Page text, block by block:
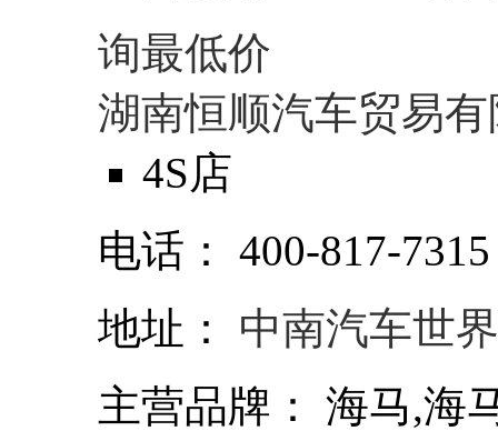
询最低价
湖南恒顺汽车贸易
4S店
电话：
400-817-
地址：
中南汽车世
主营品牌：
海马,海